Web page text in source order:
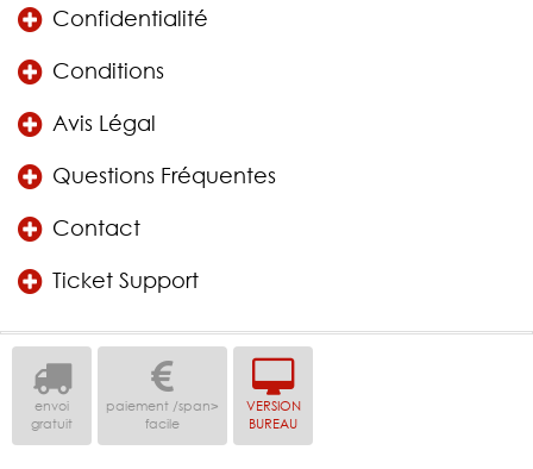
Confidentialité
Conditions
Avis Légal
Questions Fréquentes
Contact
Ticket Support
envoi
gratuit
paiement /span>
facile
VERSION
BUREAU